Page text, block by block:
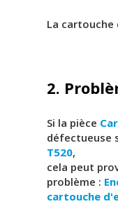
La
2.
Si la pièce
défectueuse
T520,
cela peut
problème :
cartouche